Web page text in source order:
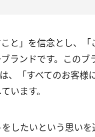
と」を信念とし、「
ランドです。このブ
、「すべてのお客様
います。
したいという思いを